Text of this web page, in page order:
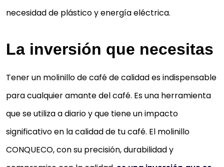
necesidad de plástico y energía eléctrica.
La inversión que necesitas
Tener un molinillo de café de calidad es indispensable
para cualquier amante del café. Es una herramienta
que se utiliza a diario y que tiene un impacto
significativo en la calidad de tu café. El molinillo
CONQUECO, con su precisión, durabilidad y